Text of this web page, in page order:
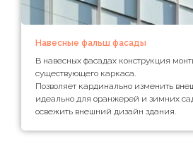
Навесные фальш фасады
В навесных фасадах конструкция
существующего каркаса.
Позволяет кардинально изменить
идеально для оранжерей и зимних
освежить внешний дизайн здания.